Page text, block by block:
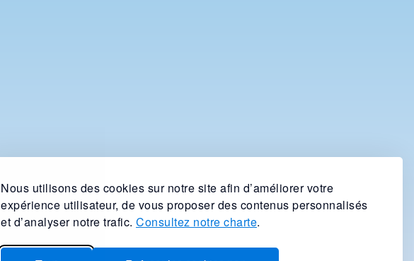
Nous utilisons des cookies sur notre site afin d’améliorer votre
expérience utilisateur, de vous proposer des contenus personnalisés
et d’analyser notre trafic. Consultez notre charte.